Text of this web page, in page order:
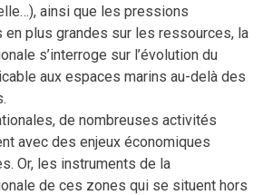
ainsi que les pressions
plus grandes sur les ressources, la
s’interroge sur l’évolution du
aux espaces marins au-delà des
de nombreuses activités
avec des enjeux économiques
Or, les instruments de la
de ces zones qui se situent hors